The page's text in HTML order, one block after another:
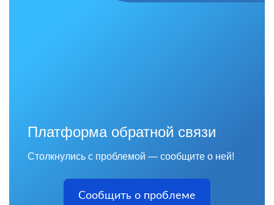
Платформа обратной связи
Столкнулись с проблемой — сообщите о ней!
Сообщить о проблеме